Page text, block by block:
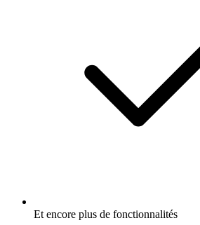
Et encore plus de fonctionnalités